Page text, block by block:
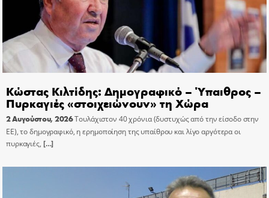
Κώστας Κιλτίδης: Δημογραφικό – Ύπαιθρος –
Πυρκαγιές «στοιχειώνουν» τη Χώρα
2 Αυγούστου, 2026Τουλάχιστον 40 χρόνια (δυστυχώς από την είσοδο στην
ΕΕ), το δημογραφικό, η ερημοποίηση της υπαίθρου και λίγο αργότερα οι
πυρκαγιές, […]